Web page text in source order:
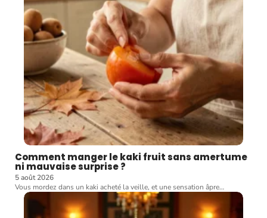
Comment manger le kaki fruit sans amertume
ni mauvaise surprise ?
5 août 2026
Vous mordez dans un kaki acheté la veille, et une sensation âpre…